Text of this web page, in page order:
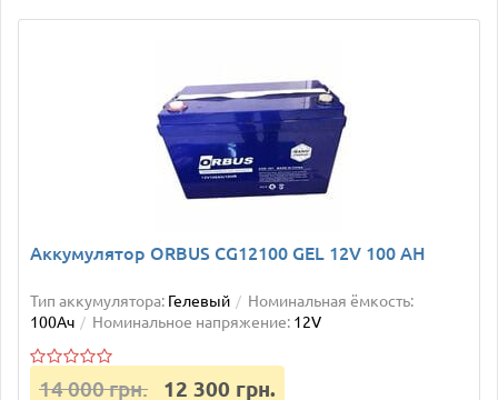
Аккумулятор ORBUS CG12100 GEL 12V 100 AH
Тип аккумулятора: Гелевый
Номинальная ёмкость:
100Ач
Номинальное напряжение: 12V
14 000 грн. 12 300 грн.